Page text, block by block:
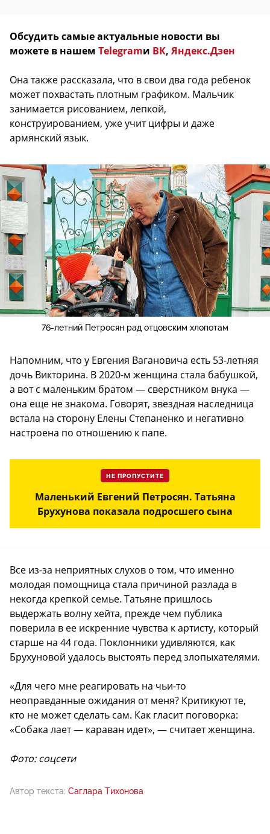
Обсудить самые актуальные новости вы
можете в нашем Telegramи ВК, Яндекс.Дзен
Она также рассказала, что в свои два года ребенок
может похвастать плотным графиком. Мальчик
занимается рисованием, лепкой,
конструированием, уже учит цифры и даже
армянский язык.
76-летний Петросян рад отцовским хлопотам
Напомним, что у Евгения Вагановича есть 53-летняя
дочь Викторина. В 2020-м женщина стала бабушкой,
а вот с маленьким братом — сверстником внука —
она еще не знакома. Говорят, звездная наследница
встала на сторону Елены Степаненко и негативно
настроена по отношению к папе.
НЕ ПРОПУСТИТЕ
Маленький Евгений Петросян. Татьяна
Брухунова показала подросшего сына
Все из-за неприятных слухов о том, что именно
молодая помощница стала причиной разлада в
некогда крепкой семье. Татьяне пришлось
выдержать волну хейта, прежде чем публика
поверила в ее искренние чувства к артисту, который
старше на 44 года. Поклонники удивляются, как
Брухуновой удалось выстоять перед злопыхателями.
«Для чего мне реагировать на чьи-то
неоправданные ожидания от меня? Критикуют те,
кто не может сделать сам. Как гласит поговорка:
«Собака лает — караван идет», — считает женщина.
Фото: соцсети
Автор текста: Саглара Тихонова